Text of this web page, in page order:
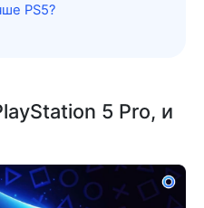
PS5?
5 Pro, и